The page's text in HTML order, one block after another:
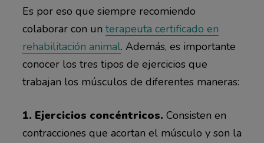
Es por eso que siempre recomiendo
colaborar con un terapeuta certificado en
rehabilitación animal. Además, es importante
conocer los tres tipos de ejercicios que
trabajan los músculos de diferentes maneras:
1. Ejercicios concéntricos. Consisten en
contracciones que acortan el músculo y son la